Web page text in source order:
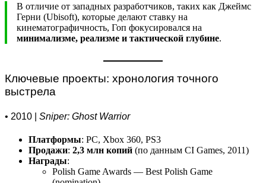
В отличие от западных разработчиков, таких как Джеймс
Герни (Ubisoft), которые делают ставку на
кинематографичность, Гоп фокусировался на
минимализме, реализме и тактической глубине.
Ключевые проекты: хронология точного
выстрела
• 2010 | Sniper: Ghost Warrior
Платформы: PC, Xbox 360, PS3
Продажи: 2,3 млн копий (по данным CI Games, 2011)
Награды:
Polish Game Awards — Best Polish Game